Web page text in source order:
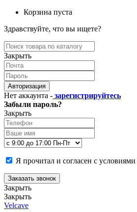
Корзина пуста
Здравствуйте, что вы ищете?
Закрыть
Авторизация
Нет аккаунта - зарегистрируйтесь
Забыли пароль?
Закрыть
Я прочитал и согласен с условиями
Заказать звонок
Закрыть
Закрыть
Velcave